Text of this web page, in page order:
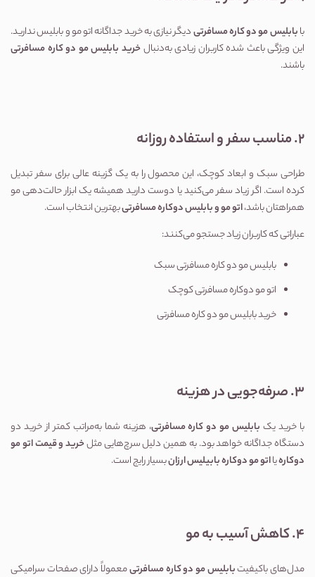
با بابلیس مو دو کاره مسافرتی
این ویژگی باعث شده کاربران زیادی به‌دنبال
خرید بابلیس مو دو کاره مسافرتی
باشند.
2. مناسب سفر و استفاده روزانه
همراهتان باشد، اتو مو و بابلیس دوکاره مسافرتی بهترین انتخاب است.
عباراتی که کاربران زیاد جستجو می‌کنند:
بابلیس مو دو کاره مسافرتی سبک
اتو مو دوکاره مسافرتی کوچک
خرید بابلیس مو دو کاره مسافرتی
3. صرفه‌جویی در هزینه
با خرید یک بابلیس مو دو کاره مسافرتی
دستگاه جداگانه خواهد بود. به همین دلیل سرچ‌هایی مثل
دوکاره یا اتو مو دوکاره بابیلیس ارزان بسیار رایج است.
4. کاهش آسیب به مو
مدل‌های باکیفیت بابلیس مو دو کاره مسافرتی